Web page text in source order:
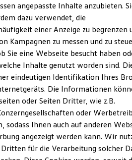
Lebensdauer
6
Versionen und Updates
zu Ihrem ID.
Das
-
360°Gebrauchtwagen-
VolkswagenZertifizierter
an unsere Kunden
wird, prüfen wir den Zustand
angepasste Inhalte anzubieten.
dazu verwendet, die
einer Anzeige zu begrenzen
Kampagnen zu messen und zu
Sie eine Webseite besucht haben
Inhalte genutzt worden sind.
eindeutigen Identifikation Ihres
Die Informationen
oder Seiten Dritter, wie z.B.
oder
sodass Ihnen auch auf anderen
angezeigt werden kann. Wir
für die Verarbeitung solcher